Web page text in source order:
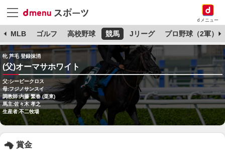
dメニュー
MLB ゴルフ 高校野球 競馬 Jリーグ プロ野球（2軍）
牝 芦毛 登録抹消
(父)オーマサホワイト
父:シービークロス
母:フジノサンスイ
調教師:内藤 繁春 (栗東)
馬主:佐々木 孝之
生産者:不二牧場
賞金